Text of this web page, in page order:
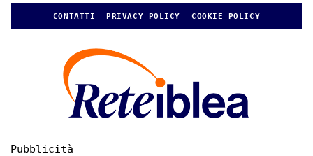
CONTATTI PRIVACY POLICY COOKIE POLICY
Pubblicità